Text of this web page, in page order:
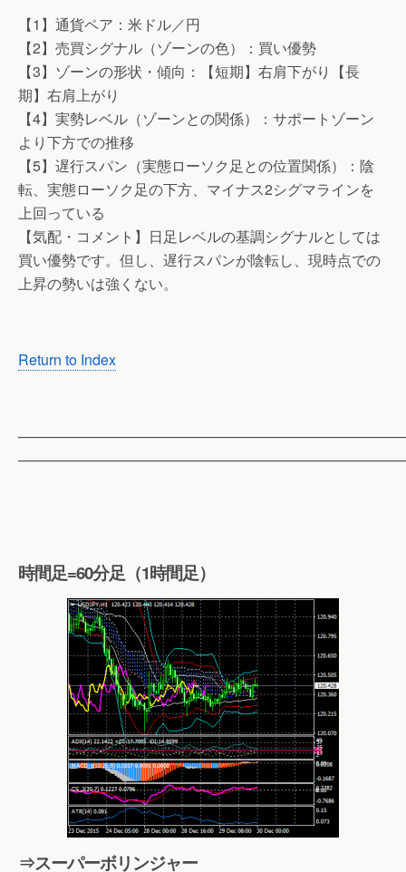
【1】通貨ペア：米ドル／円
【2】売買シグナル（ゾーンの色）：買い優勢
【3】ゾーンの形状・傾向：【短期】右肩下がり【長
期】右肩上がり
【4】実勢レベル（ゾーンとの関係）：サポートゾーン
より下方での推移
【5】遅行スパン（実態ローソク足との位置関係）：陰
転、実態ローソク足の下方、マイナス2シグマラインを
上回っている
【気配・コメント】日足レベルの基調シグナルとしては
買い優勢です。但し、遅行スパンが陰転し、現時点での
上昇の勢いは強くない。
Return to Index
時間足=60分足（1時間足）
⇒スーパーボリンジャー